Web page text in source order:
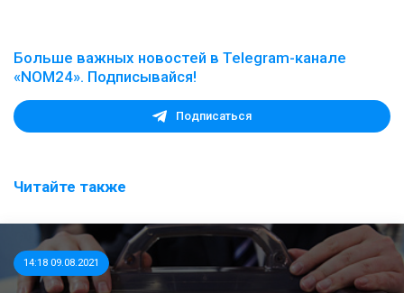
Больше важных новостей в Telegram-канале
«NOM24». Подписывайся!
Подписаться
Читайте также
14:18 09.08.2021